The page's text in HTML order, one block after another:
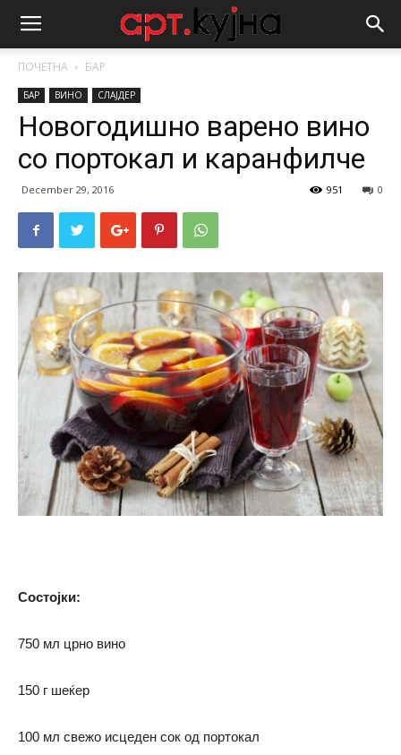
ПОЧЕТНА БАР
БАР ВИНО СЛАЈДЕР
Новогодишно варено вино
со портокал и каранфилче
December 29, 2016 0
951
Состојки:
750 мл црно вино
150 г шеќер
100 мл свежо исцеден сок од портокал